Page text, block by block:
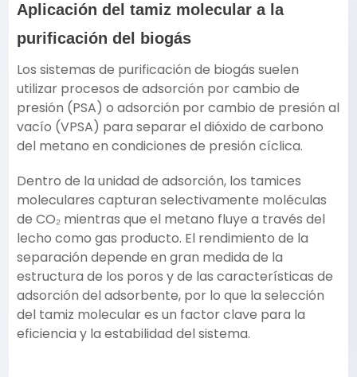
Aplicación del tamiz molecular a la
purificación del biogás
Los sistemas de purificación de biogás suelen
utilizar procesos de adsorción por cambio de
presión (PSA) o adsorción por cambio de presión al
vacío (VPSA) para separar el dióxido de carbono
del metano en condiciones de presión cíclica.
Dentro de la unidad de adsorción, los tamices
moleculares capturan selectivamente moléculas
de CO₂ mientras que el metano fluye a través del
lecho como gas producto. El rendimiento de la
separación depende en gran medida de la
estructura de los poros y de las características de
adsorción del adsorbente, por lo que la selección
del tamiz molecular es un factor clave para la
eficiencia y la estabilidad del sistema.